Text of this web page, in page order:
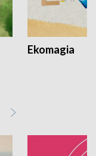
Ekomagia